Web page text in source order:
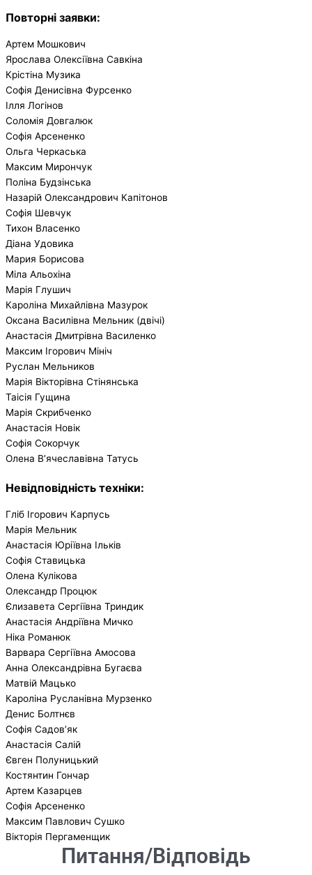
Повторні заявки:
Артем Мошкович
Ярослава Олексіївна Савкіна
Крістіна Музика
Софія Денисівна Фурсенко
Ілля Логінов
Соломія Довгалюк
Софія Арсененко
Ольга Черкаська
Максим Мирончук
Поліна Будзінська
Назарій Олександрович Капітонов
Софія Шевчук
Тихон Власенко
Діана Удовика
Мария Борисова
Міла Альохіна
Марія Глушич
Кароліна Михайлівна Мазурок
Оксана Василівна Мельник (двічі)
Анастасія Дмитрівна Василенко
Максим Ігорович Мініч
Руслан Мельников
Марія Вікторівна Стінянська
Таісія Гущина
Марія Скрибченко
Анастасія Новік
Софія Сокорчук
Олена В’ячеславівна Татусь
Невідповідність техніки:
Гліб Ігорович Карпусь
Марія Мельник
Анастасія Юріївна Ільків
Софія Ставицька
Олена Кулікова
Олександр Процюк
Єлизавета Сергіївна Триндик
Анастасія Андріївна Мичко
Ніка Романюк
Варвара Сергіївна Амосова
Анна Олександрівна Бугаєва
Матвій Мацько
Кароліна Русланівна Мурзенко
Денис Болтнєв
Софія Садов’як
Анастасія Салій
Євген Полуницький
Костянтин Гончар
Артем Казарцев
Софія Арсененко
Максим Павлович Сушко
Вікторія Пергаменщик
Питання/Відповідь